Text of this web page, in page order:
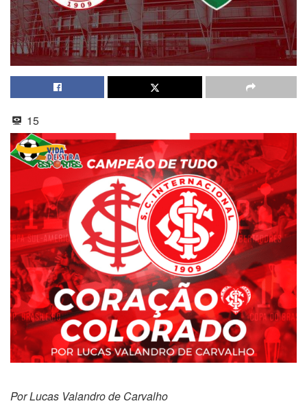
15
Por Lucas Valandro de Carvalho